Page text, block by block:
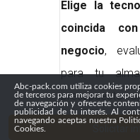
Elige la
coincida
negocio,
para tu
presupuesto
Abc-pack.com utiliza cookies
de terceros para mejorar tu
de navegación y ofrecerte
publicidad de tu interés. Al
navegando aceptas nuestra
Cookies.